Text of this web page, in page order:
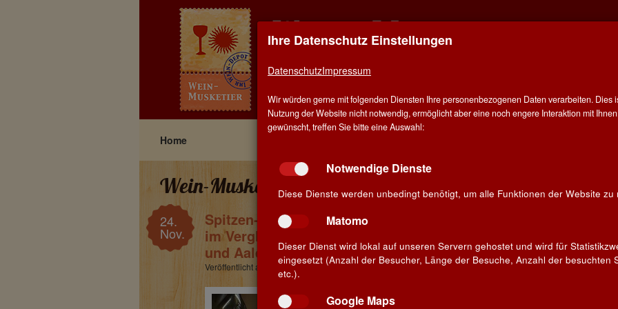
BLOG
Home
Wein-Musketier Blog - Winzerbesuche
24.
Nov.
Spitzen-Châteauneuf du Pape - Vignobles Alain Jaume & Fils
im Vergleich bei unserer Premium-Weinprobe in Göppingen
und Aalen. Hélène Jaume zu Gast
Veröffentlicht am 24. November 2017 von WEIN-MUSKETIER Aalen
Die Châteauneuf du Pape-Weine der Domaine Grand
Ihre Datenschutz Einstellungen
DatenschutzImpressum
Wir würden gerne mit folgenden Diensten Ihre personenbezogenen Daten verarbeiten. Dies
Nutzung der Website nicht notwendig, ermöglicht aber eine noch engere Interaktion mit
gewünscht, treffen Sie bitte eine Auswahl:
Notwendige Dienste
Diese Dienste werden unbedingt benötigt, um alle Funktionen der Website zu
Matomo
Dieser Dienst wird lokal auf unseren Servern gehostet und wird für
eingesetzt (Anzahl der Besucher, Länge der Besuche, Anzahl der besuchten
etc.).
Google Maps